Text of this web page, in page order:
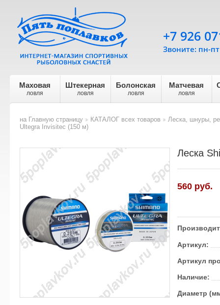
Маховая
ловля
Штекерная
ловля
Болонская
ловля
Матчевая
ловля
+7 926
Звоните: пн-
на Главную страницу
>
КАТАЛОГ всех товаров
Леска, шнуры,
Ultegra Invisitec (150 м)
Леска
560 руб.
Артикул:
Артикул
Наличие:
Диаметр